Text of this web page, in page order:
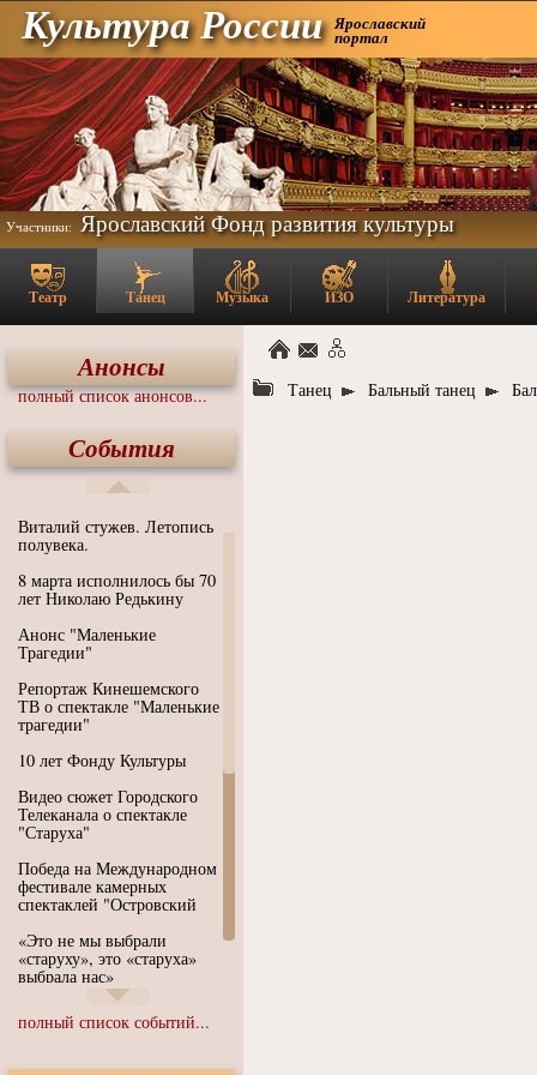
Культура России Ярославский
портал
Участники: Ярославский Фонд развития культуры
Театр Танец Музыка ИЗО Литература
Анонсы
полный список анонсов...
События
Виталий стужев. Летопись
полувека.
8 марта исполнилось бы 70
лет Николаю Редькину
Анонс "Маленькие
Трагедии"
Репортаж Кинешемского
ТВ о спектакле "Маленькие
трагедии"
10 лет Фонду Культуры
Видео сюжет Городского
Телеканала о спектакле
"Старуха"
Победа на Международном
фестивале камерных
спектаклей "Островский
«Это не мы выбрали
«старуху», это «старуха»
выбрала нас»
Иммерсивный спектакль
"Язык чистого полета
полный список событий...
Танец Бальный танец